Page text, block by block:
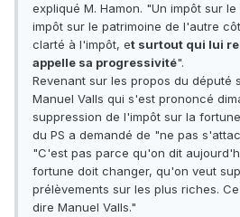
expliqué M. Hamon. "Un impôt sur
impôt sur le patrimoine de l'autre
clarté à l'impôt, et surtout qui lui
appelle sa progressivité".
Revenant sur les propos du député
Manuel Valls qui s'est prononcé
suppression de l'impôt sur la
du PS a demandé de "ne pas
"C'est pas parce qu'on dit
fortune doit changer, qu'on veut
prélèvements sur les plus riches.
dire Manuel Valls."